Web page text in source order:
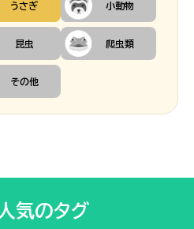
うさぎ 小動物
昆虫 爬虫類
その他
人気のタグ